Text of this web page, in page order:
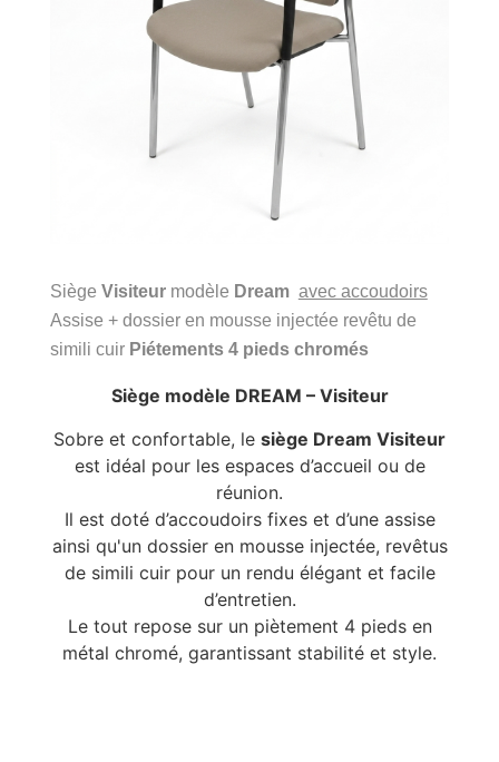
Siège Visiteurmodèle Dream avec accoudoirs
Assise + dossier en mousse injectée revêtu de
simili cuir Piétements 4 pieds chromés
Siège modèle DREAM – Visiteur
Sobre et confortable, le siège Dream Visiteur
est idéal pour les espaces d’accueil ou de
réunion.
Il est doté d’accoudoirs fixes et d’une assise
ainsi qu'un dossier en mousse injectée, revêtus
de simili cuir pour un rendu élégant et facile
d’entretien.
Le tout repose sur un piètement 4 pieds en
métal chromé, garantissant stabilité et style.